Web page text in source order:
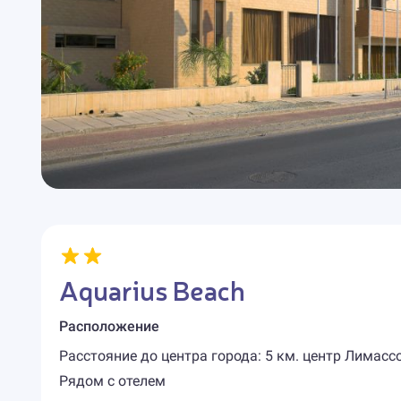
Aquarius Beach
Расположение
Расстояние до центра города: 5 км. центр
Рядом с отелем